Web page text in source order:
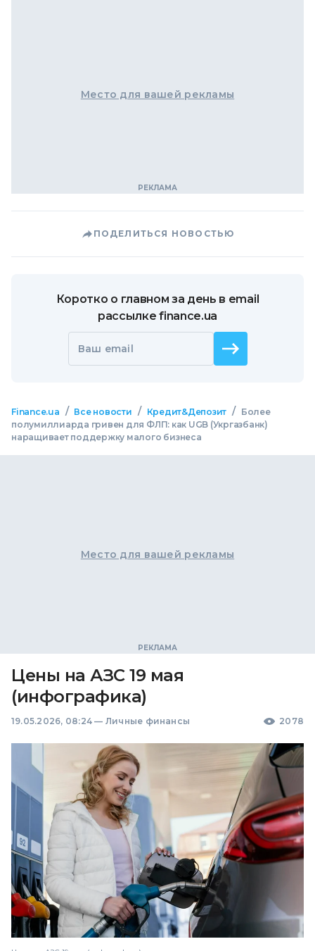
Место для вашей рекламы
ПОДЕЛИТЬСЯ НОВОСТЬЮ
Коротко о главном за день в email
рассылке finance.ua
Ваш email
Finance.ua / Все новости / Кредит&Депозит /
Более
полумиллиарда гривен для ФЛП: как UGB (Укргазбанк)
наращивает поддержку малого бизнеса
Место для вашей рекламы
Цены на АЗС 19 мая
(инфографика)
19.05.2026, 08:24 — Личные финансы 2078